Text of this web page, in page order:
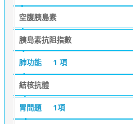
空腹胰島素
胰島素抗阻指數
肺功能 1 項
結核抗體
胃問題 1項